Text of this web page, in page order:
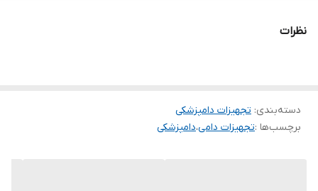
نظرات
دسته‌بندی: تجهیزات دامپزشکی
برچسب‌ها :تجهیزات دامی،دامپزشکی